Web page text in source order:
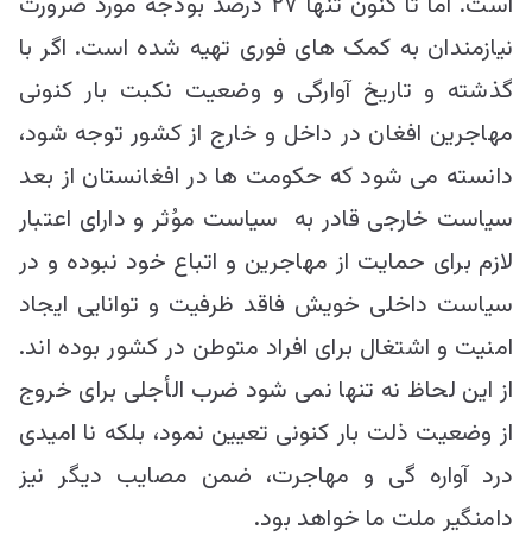
نیازمندان به کمک های فوری تهیه شده است. اگر با
گذشته و تاریخ آوارگی و وضعیت نکبت بار کنونی
مهاجرین افغان در داخل و خارج از کشور توجه شود،
دانسته می شود که حکومت ها در افغانستان از بعد
سیاست خارجی قادر به سیاست موُثر و دارای اعتبار
لازم برای حمایت از مهاجرین و اتباع خود نبوده و در
سیاست داخلی خویش فاقد ظرفیت و توانایی ایجاد
امنیت و اشتغال برای افراد متوطن در کشور بوده اند.
از این لحاظ نه تنها نمی شود ضرب الأجلی برای خروج
از وضعیت ذلت بار کنونی تعیین نمود، بلکه نا امیدی
درد آواره گی و مهاجرت، ضمن مصایب دیگر نیز
دامنگیر ملت ما خواهد بود.